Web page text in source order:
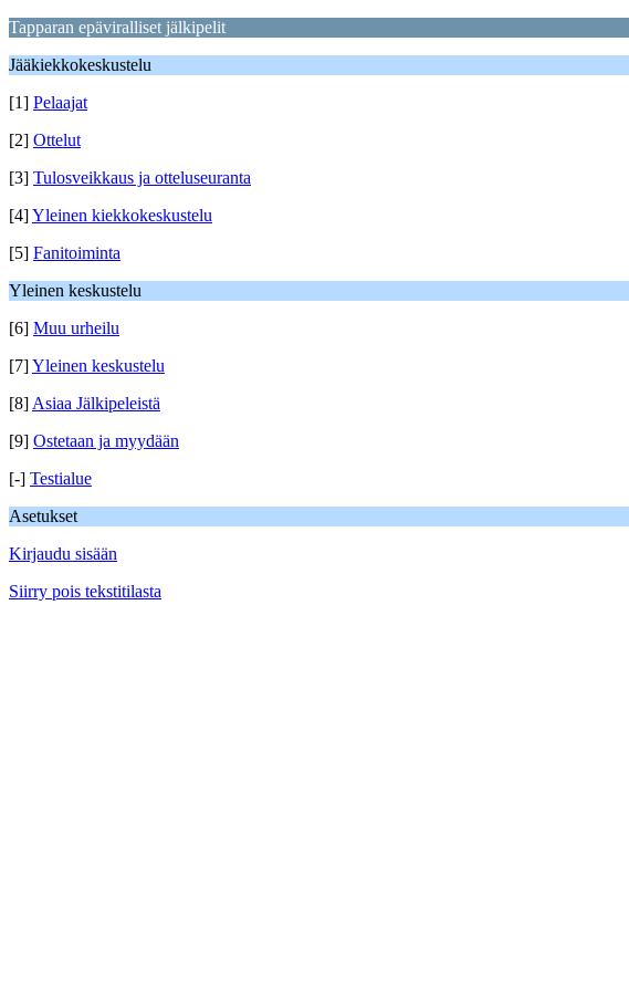
Tapparan epäviralliset jälkipelit
Jääkiekkokeskustelu
[1] Pelaajat
[2] Ottelut
[3] Tulosveikkaus ja otteluseuranta
[4]Yleinen kiekkokeskustelu
[5] Fanitoiminta
Yleinen keskustelu
[6] Muu urheilu
[7]Yleinen keskustelu
[8] Asiaa Jälkipeleistä
[9] Ostetaan ja myydään
[-] Testialue
Asetukset
Kirjaudu sisään
Siirry pois tekstitilasta